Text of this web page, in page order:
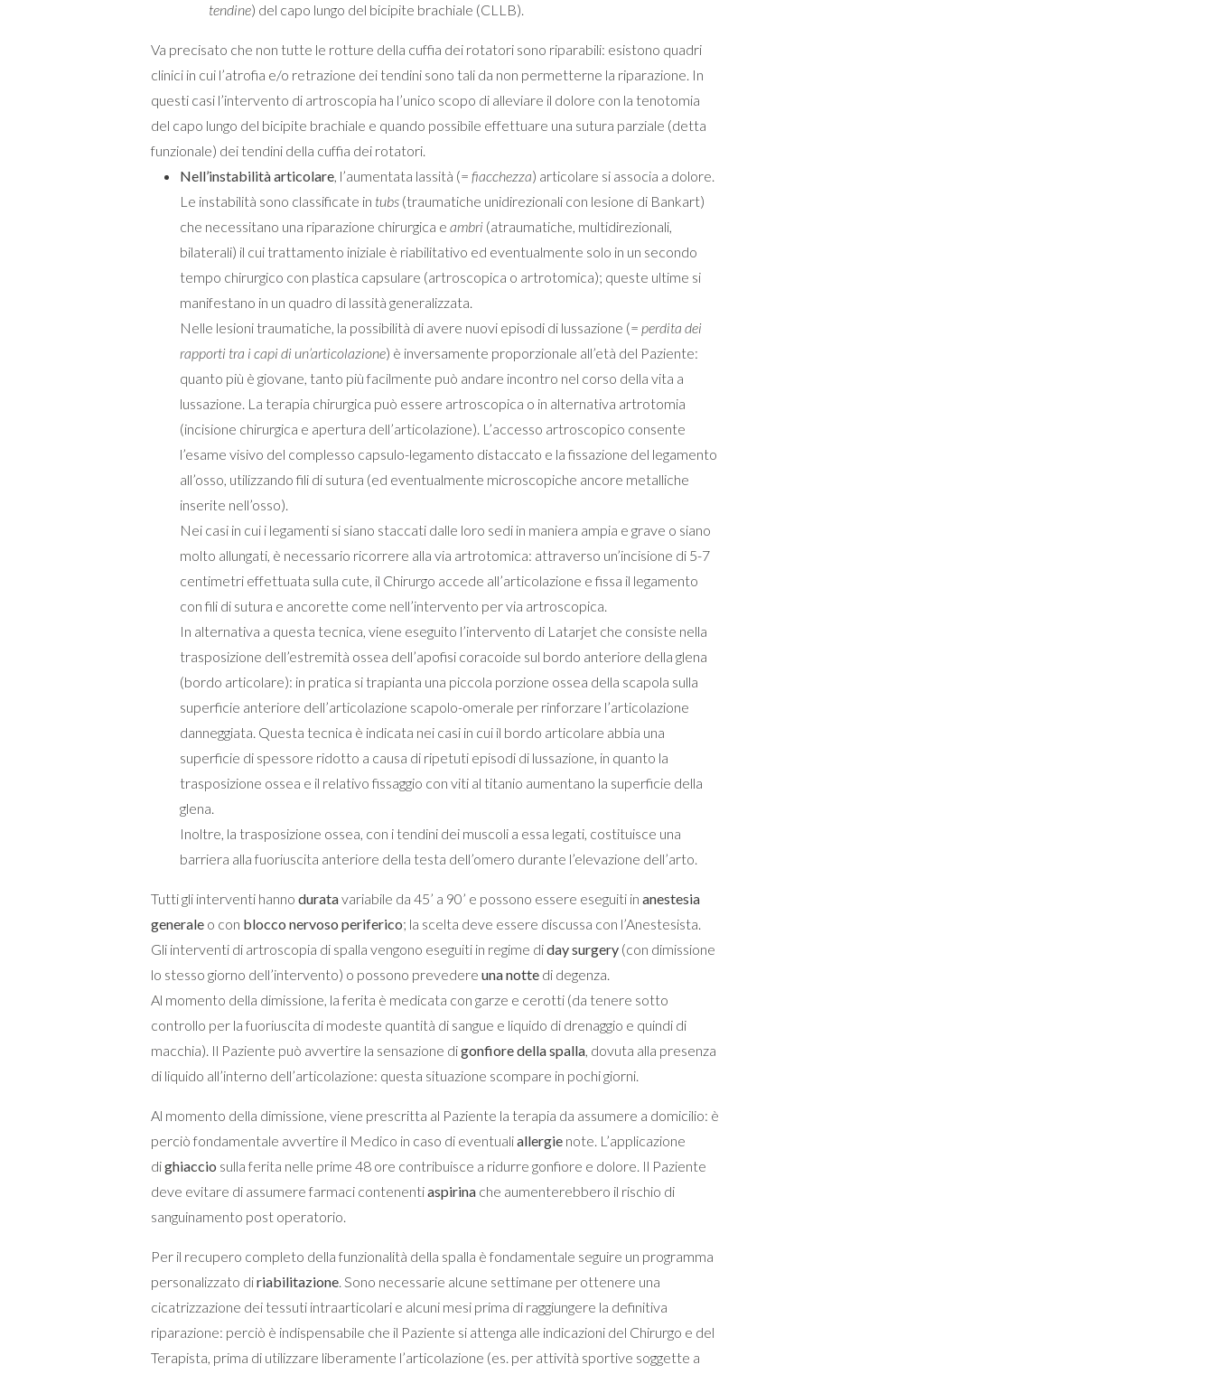
tendine) del capo lungo del bicipite brachiale (CLLB).
Va precisato che non tutte le rotture della cuffia dei rotatori sono riparabili: esistono quadri
clinici in cui l’atrofia e/o retrazione dei tendini sono tali da non permetterne la riparazione. In
questi casi l’intervento di artroscopia ha l’unico scopo di alleviare il dolore con la tenotomia
del capo lungo del bicipite brachiale e quando possibile effettuare una sutura parziale (detta
funzionale) dei tendini della cuffia dei rotatori.
Nell’instabilità articolare, l’aumentata lassità (=fiacchezza) articolare si associa a dolore.
Le instabilità sono classificate in tubs (traumatiche unidirezionali con lesione di Bankart)
che necessitano una riparazione chirurgica eambri (atraumatiche, multidirezionali,
bilaterali) il cui trattamento iniziale è riabilitativo ed eventualmente solo in un secondo
tempo chirurgico con plastica capsulare (artroscopica o artrotomica); queste ultime si
manifestano in un quadro di lassità generalizzata.
Nelle lesioni traumatiche, la possibilità di avere nuovi episodi di lussazione (= perdita dei
rapporti tra i capi di un’articolazione) è inversamente proporzionale all’età del Paziente:
quanto più è giovane, tanto più facilmente può andare incontro nel corso della vita a
lussazione. La terapia chirurgica può essere artroscopica o in alternativa artrotomia
(incisione chirurgica e apertura dell’articolazione). L’accesso artroscopico consente
l’esame visivo del complesso capsulo-legamento distaccato e la fissazione del legamento
all’osso, utilizzando fili di sutura (ed eventualmente microscopiche ancore metalliche
inserite nell’osso).
Nei casi in cui i legamenti si siano staccati dalle loro sedi in maniera ampia e grave o siano
molto allungati, è necessario ricorrere alla via artrotomica: attraverso un’incisione di 5-7
centimetri effettuata sulla cute, il Chirurgo accede all’articolazione e fissa il legamento
con fili di sutura e ancorette come nell’intervento per via artroscopica.
In alternativa a questa tecnica, viene eseguito l’intervento di Latarjet che consiste nella
trasposizione dell’estremità ossea dell’apofisi coracoide sul bordo anteriore della glena
(bordo articolare): in pratica si trapianta una piccola porzione ossea della scapola sulla
superficie anteriore dell’articolazione scapolo-omerale per rinforzare l’articolazione
danneggiata. Questa tecnica è indicata nei casi in cui il bordo articolare abbia una
superficie di spessore ridotto a causa di ripetuti episodi di lussazione, in quanto la
trasposizione ossea e il relativo fissaggio con viti al titanio aumentano la superficie della
glena.
Inoltre, la trasposizione ossea, con i tendini dei muscoli a essa legati, costituisce una
barriera alla fuoriuscita anteriore della testa dell’omero durante l’elevazione dell’arto.
Tutti gli interventi hannoduratavariabile da 45’ a 90’ e possono essere eseguiti inanestesia
generale o con blocco nervoso periferico; la scelta deve essere discussa con l’Anestesista.
Gli interventi di artroscopia di spalla vengono eseguiti in regime diday surgery (con dimissione
lo stesso giorno dell’intervento) o possono prevedereuna notte di degenza.
Al momento della dimissione, la ferita è medicata con garze e cerotti (da tenere sotto
controllo per la fuoriuscita di modeste quantità di sangue e liquido di drenaggio e quindi di
macchia). Il Paziente può avvertire la sensazione digonfiore della spalla, dovuta alla presenza
di liquido all’interno dell’articolazione: questa situazione scompare in pochi giorni.
Al momento della dimissione, viene prescritta al Paziente la terapia da assumere a domicilio: è
perciò fondamentale avvertire il Medico in caso di eventualiallergie note. L’applicazione
dighiaccio sulla ferita nelle prime 48 ore contribuisce a ridurre gonfiore e dolore. Il Paziente
deve evitare di assumere farmaci contenentiaspirina che aumenterebbero il rischio di
sanguinamento post operatorio.
Per il recupero completo della funzionalità della spalla è fondamentale seguire un programma
personalizzato diriabilitazione. Sono necessarie alcune settimane per ottenere una
cicatrizzazione dei tessuti intraarticolari e alcuni mesi prima di raggiungere la definitiva
riparazione: perciò è indispensabile che il Paziente si attenga alle indicazioni del Chirurgo e del
Terapista, prima di utilizzare liberamente l’articolazione (es. per attività sportive soggette a